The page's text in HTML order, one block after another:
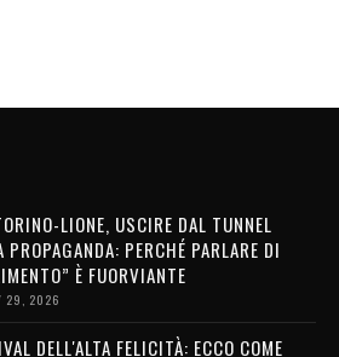
LIONE, USCIRE DAL TUNNEL
PROPAGANDA: PERCHÉ PARLARE DI
È FUORVIANTE
29, 2026
DELL'ALTA FELICITÀ: ECCO COME